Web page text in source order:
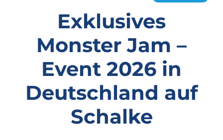
INVESTOR RELATIONS
EVENTS
KARRIERE
KONTAKT
Exklusives
Monster Jam –
Event 2026 in
Deutschland auf
Schalke